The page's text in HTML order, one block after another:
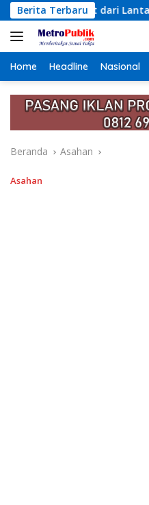
Langsung
ke
konten
Berita Terbaru
12 Apartemen,
Home Headline Nasional
Beranda Asahan
Asahan